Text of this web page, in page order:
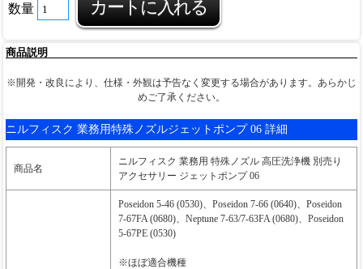
数量
商品説明
※開発・改良により、仕様・外観は予告なく変更する場合があります。あらかじ
めご了承ください。
ニルフィスク 業務用特殊ノズルジェットポンプ 06 詳細
商品名
ニルフィスク 業務用 特殊ノズル 高圧洗浄機 別売り
アクセサリー ジェットポンプ 06
Poseidon 5-46 (0530)、Poseidon 7-66 (0640)、Poseidon
7-67FA (0680)、Neptune 7-63/7-63FA (0680)、Poseidon
5-67PE (0530)
※ほぼ適合機種